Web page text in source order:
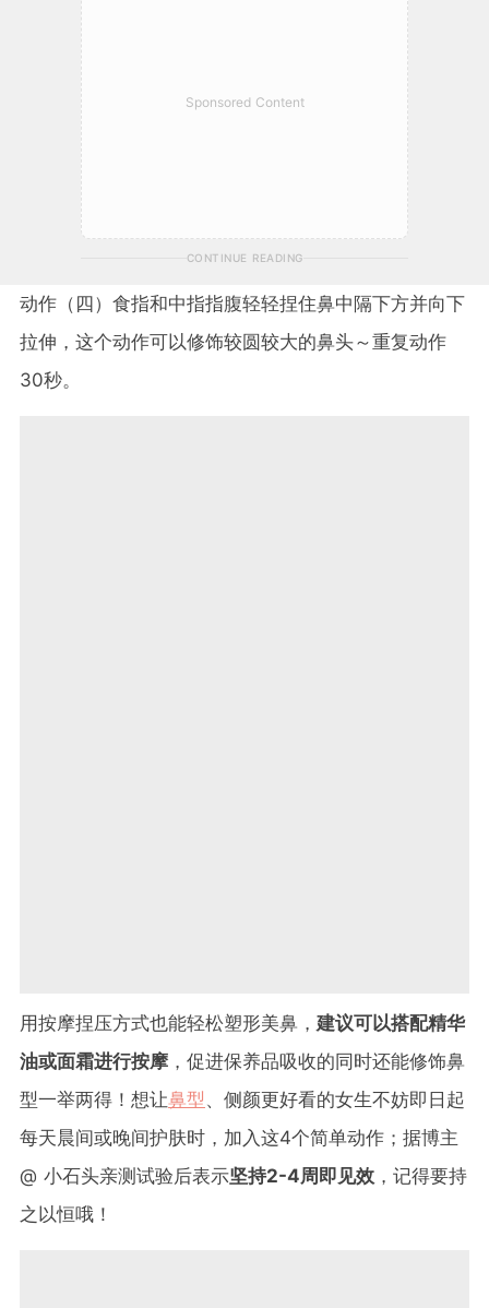
Sponsored Content
CONTINUE READING
动作（四）食指和中指指腹轻轻捏住鼻中隔下方并向下
拉伸，这个动作可以修饰较圆较大的鼻头～重复动作
30秒。
用按摩捏压方式也能轻松塑形美鼻， 建议可以搭配精华
油或面霜进行按摩 ，促进保养品吸收的同时还能修饰鼻
型一举两得！想让鼻型 、侧颜更好看的女生不妨即日起
每天晨间或晚间护肤时，加入这4个简单动作；据博主
@ 小石头亲测试验后表示坚持2-4周即见效 ，记得要持
之以恒哦！